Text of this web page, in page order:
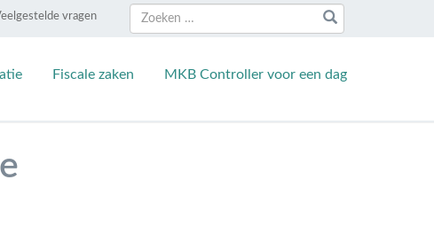
vragen Zoeken
Zoeken
naar:
Fiscale zaken MKB Controller voor een dag